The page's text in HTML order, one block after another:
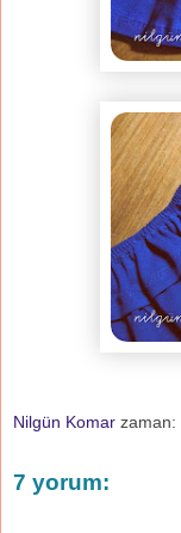
Nilgün Komar zaman:
7 yorum: